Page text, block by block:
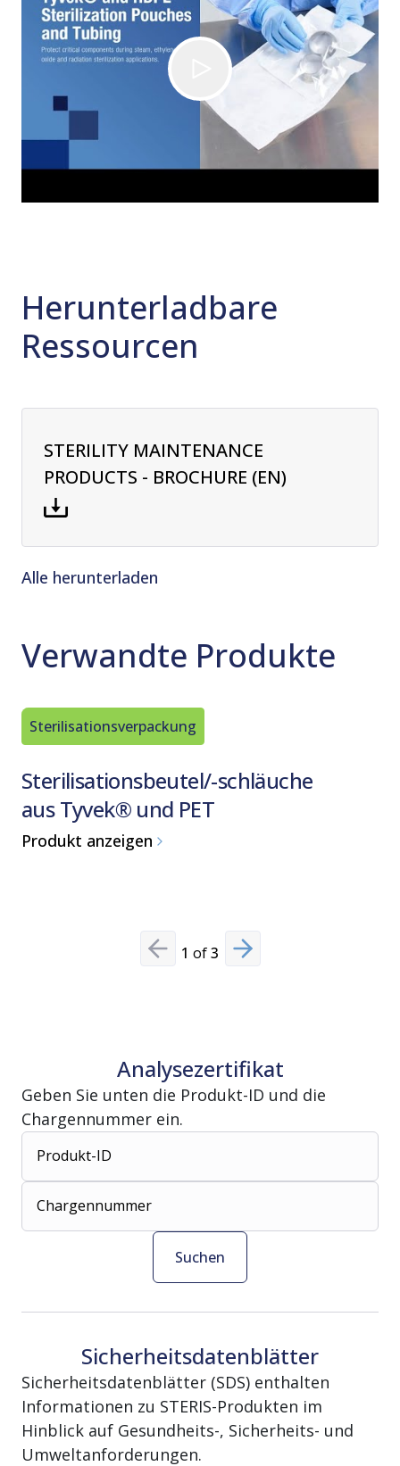
Herunterladbare
Ressourcen
STERILITY MAINTENANCE
PRODUCTS - BROCHURE (EN)
Alle herunterladen
Verwandte Produkte
Sterilisationsverpackung
Sterilisationsbeutel/-schläuche
aus Tyvek® und PET
Produkt anzeigen
Previous slide
1 of3 Next slide
Analysezertifikat
Geben Sie unten die Produkt-ID und die
Chargennummer ein.
Produkt-ID
Chargennummer
Suchen
Sicherheitsdatenblätter
Sicherheitsdatenblätter (SDS) enthalten
Informationen zu STERIS-Produkten im
Hinblick auf Gesundheits-, Sicherheits- und
Umweltanforderungen.